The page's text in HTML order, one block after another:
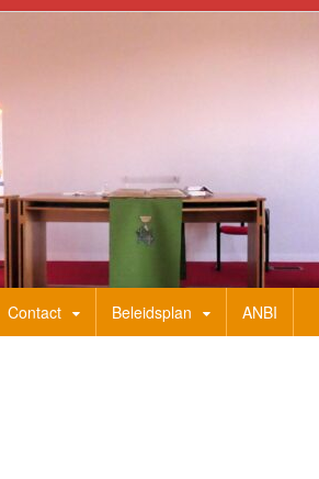
Contact Beleidsplan ANBI